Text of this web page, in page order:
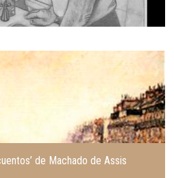
de Machado de Assis